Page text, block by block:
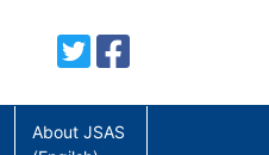
About JSAS